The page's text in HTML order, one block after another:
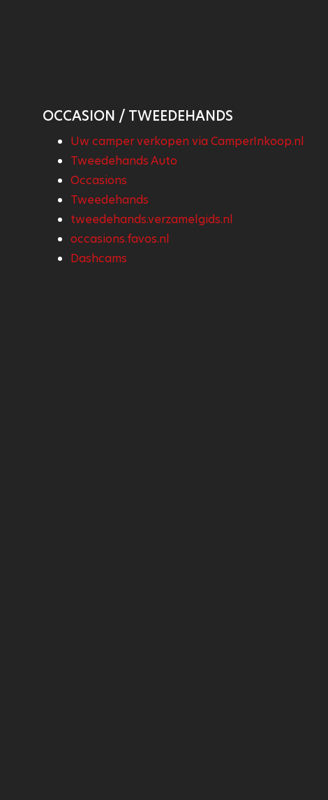
OCCASION / TWEEDEHANDS
Uw camper verkopen via CamperInkoop.nl
Tweedehands Auto
Occasions
Tweedehands
tweedehands.verzamelgids.nl
occasions.favos.nl
Dashcams